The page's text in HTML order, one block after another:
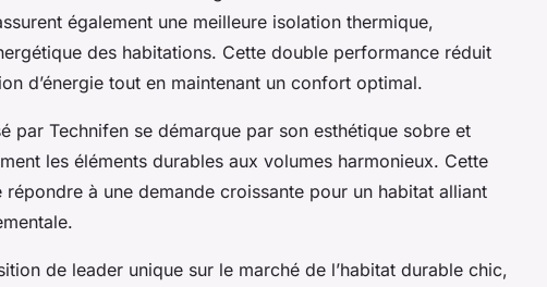
également une meilleure isolation thermique,
des habitations. Cette double performance réduit
d’énergie tout en maintenant un confort optimal.
par Technifen se démarque par son esthétique sobre et
les éléments durables aux volumes harmonieux. Cette
à une demande croissante pour un habitat alliant
de leader unique sur le marché de l’habitat durable chic,